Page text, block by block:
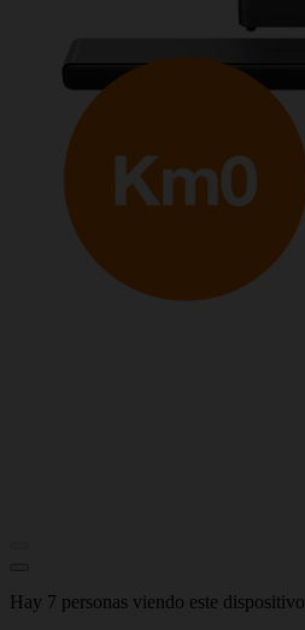
Hay 7 personas viendo este dispositivo